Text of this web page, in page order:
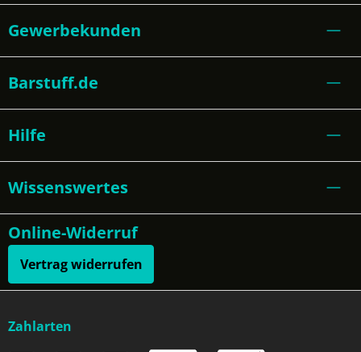
Gewerbekunden
Barstuff.de
Hilfe
Wissenswertes
Online-Widerruf
Vertrag widerrufen
Zahlarten